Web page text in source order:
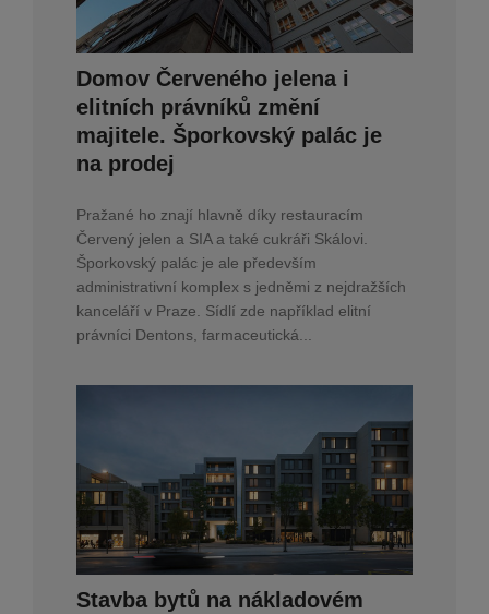
Domov Červeného jelena i
elitních právníků změní
majitele. Šporkovský palác je
na prodej
Pražané ho znají hlavně díky restauracím
Červený jelen a SIA a také cukráři Skálovi.
Šporkovský palác je ale především
administrativní komplex s jedněmi z nejdražších
kanceláří v Praze. Sídlí zde například elitní
právníci Dentons, farmaceutická...
Stavba bytů na nákladovém